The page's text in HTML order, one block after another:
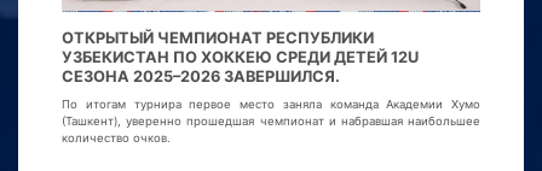
ОТКРЫТЫЙ ЧЕМПИОНАТ РЕСПУБЛИКИ
УЗБЕКИСТАН ПО ХОККЕЮ СРЕДИ ДЕТЕЙ 12U
СЕЗОНА 2025–2026 ЗАВЕРШИЛСЯ.
По итогам турнира первое место заняла команда Академии Хумо
(Ташкент), уверенно прошедшая чемпионат и набравшая наибольшее
количество очков.